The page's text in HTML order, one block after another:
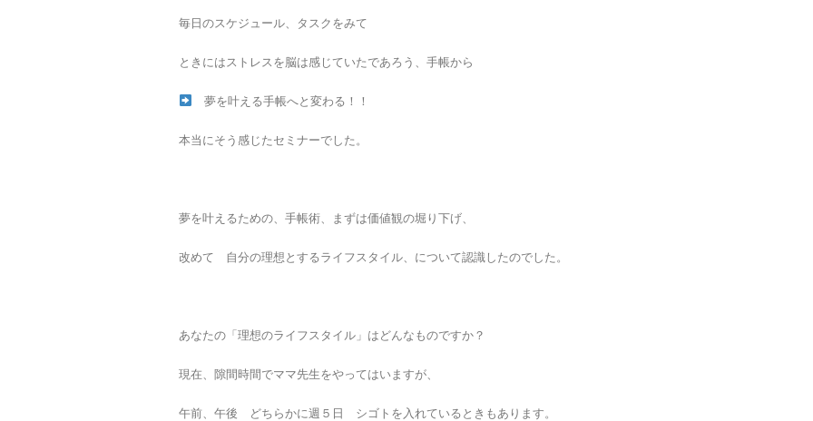
毎日のスケジュール、タスクをみて
ときにはストレスを脳は感じていたであろう、手帳から
夢を叶える手帳へと変わる！！
本当にそう感じたセミナーでした。
夢を叶えるための、手帳術、まずは価値観の堀り下げ、
改めて 自分の理想とするライフスタイル、について認識したのでした。
あなたの「理想のライフスタイル」はどんなものですか？
現在、隙間時間でママ先生をやってはいますが、
午前、午後 どちらかに週５日 シゴトを入れているときもあります。